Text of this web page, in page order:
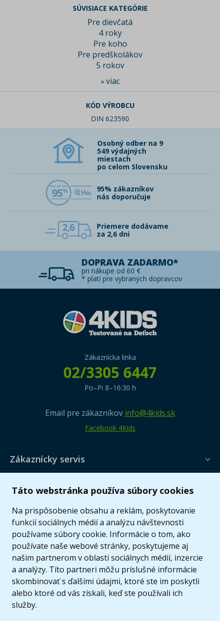
Táto webstránka používa súbory cookies
Na prispôsobenie obsahu a reklám, poskytovanie
funkcií sociálnych médií a analýzu návštevnosti
používame súbory cookie. Informácie o tom, ako
používate naše webové stránky, poskytujeme aj
našim partnerom v oblasti sociálnych médií, inzercie
a analýzy. Títo partneri môžu príslušné informácie
skombinovať s ďalšími údajmi, ktoré ste im poskytli
alebo ktoré od vás získali, keď ste používali ich
služby.
SÚVISIACE KATEGÓRIE
Pre dievčatá
4 roky
Pre koho
Pre predškolákov
5 rokov
» viac
KÓD VÝROBCU
DIN 623590
Osobný odber na 9
549 výdajných
miestach
po celom Slovensku
95
95% zákazníkov
nás doporučuje
2,6
Priemere dodávame
za 2,6 dni
DOPRAVA ZADARMO*
pri nákupe od 60 €
* platí pre vybraných dopravcov
Zákaznícka linka
02/3305 6447
Po–Pi 8–16:30 h
Email pre zákazníkov info@4kids.sk
Facebook 4Kids
Zákaznícky servis